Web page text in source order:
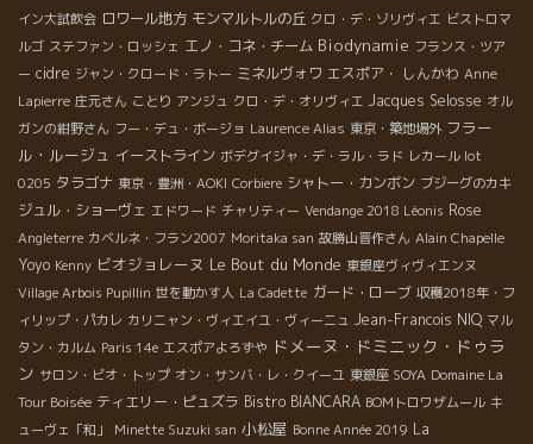
イン大試飲会 ロワール地方 モンマルトルの丘 クロ・デ・ゾリヴィエ ビストロマ
ルゴ ステファン・ロッシェ エノ・コネ・チーム Biodynamie フランス・ツア
ー cidre ジャン・クロード・ラトー ミネルヴォワ エスポア・ しんかわ Anne
Lapierre 庄元さん ことり アンジュ クロ・デ・オリヴィエ Jacques Selosse オル
ガンの紺野さん フー・デュ・ボージョ Laurence Alias 東京・築地場外 フラー
ル・ルージュ イーストライン ボデグイジャ・デ・ラル・ラド レカール lot
0205 タラゴナ 東京・豊洲・AOKI Corbiere シャトー・カンボン ブジーグのカキ
ジュル・ショーヴェ エドワード チャリティー Vendange 2018 Léonis Rose
Angleterre カベルネ・フラン2007 Moritaka san 故勝山晋作さん Alain Chapelle
Yoyo Kenny ビオジョレーヌ Le Bout du Monde 東銀座ヴィヴィエンヌ
Village Arbois Pupillin 世を動かす人 La Cadette ガード・ローブ 収穫2018年・フ
ィリップ・パカレ カリニャン・ヴィエイユ・ヴィーニュ Jean-Francois NIQ マル
タン・カルム Paris 14e エスポアよろずや ドメーヌ・ドミニック・ドゥラ
ン サロン・ビオ・トップ オン・サンバ・レ・クイーユ 東銀座 SOYA Domaine La
Tour Boisée ティエリー・ピュズラ Bistro BIANCARA BOMトロワザムール キ
ューヴェ「和」
Minette Suzuki san 小松屋 Bonne Année 2019 La